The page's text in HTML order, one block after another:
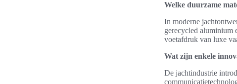
Welke duurzame
In moderne
gerecycled aluminium
voetafdruk van luxe
Wat zijn enkele
De jachtindustrie